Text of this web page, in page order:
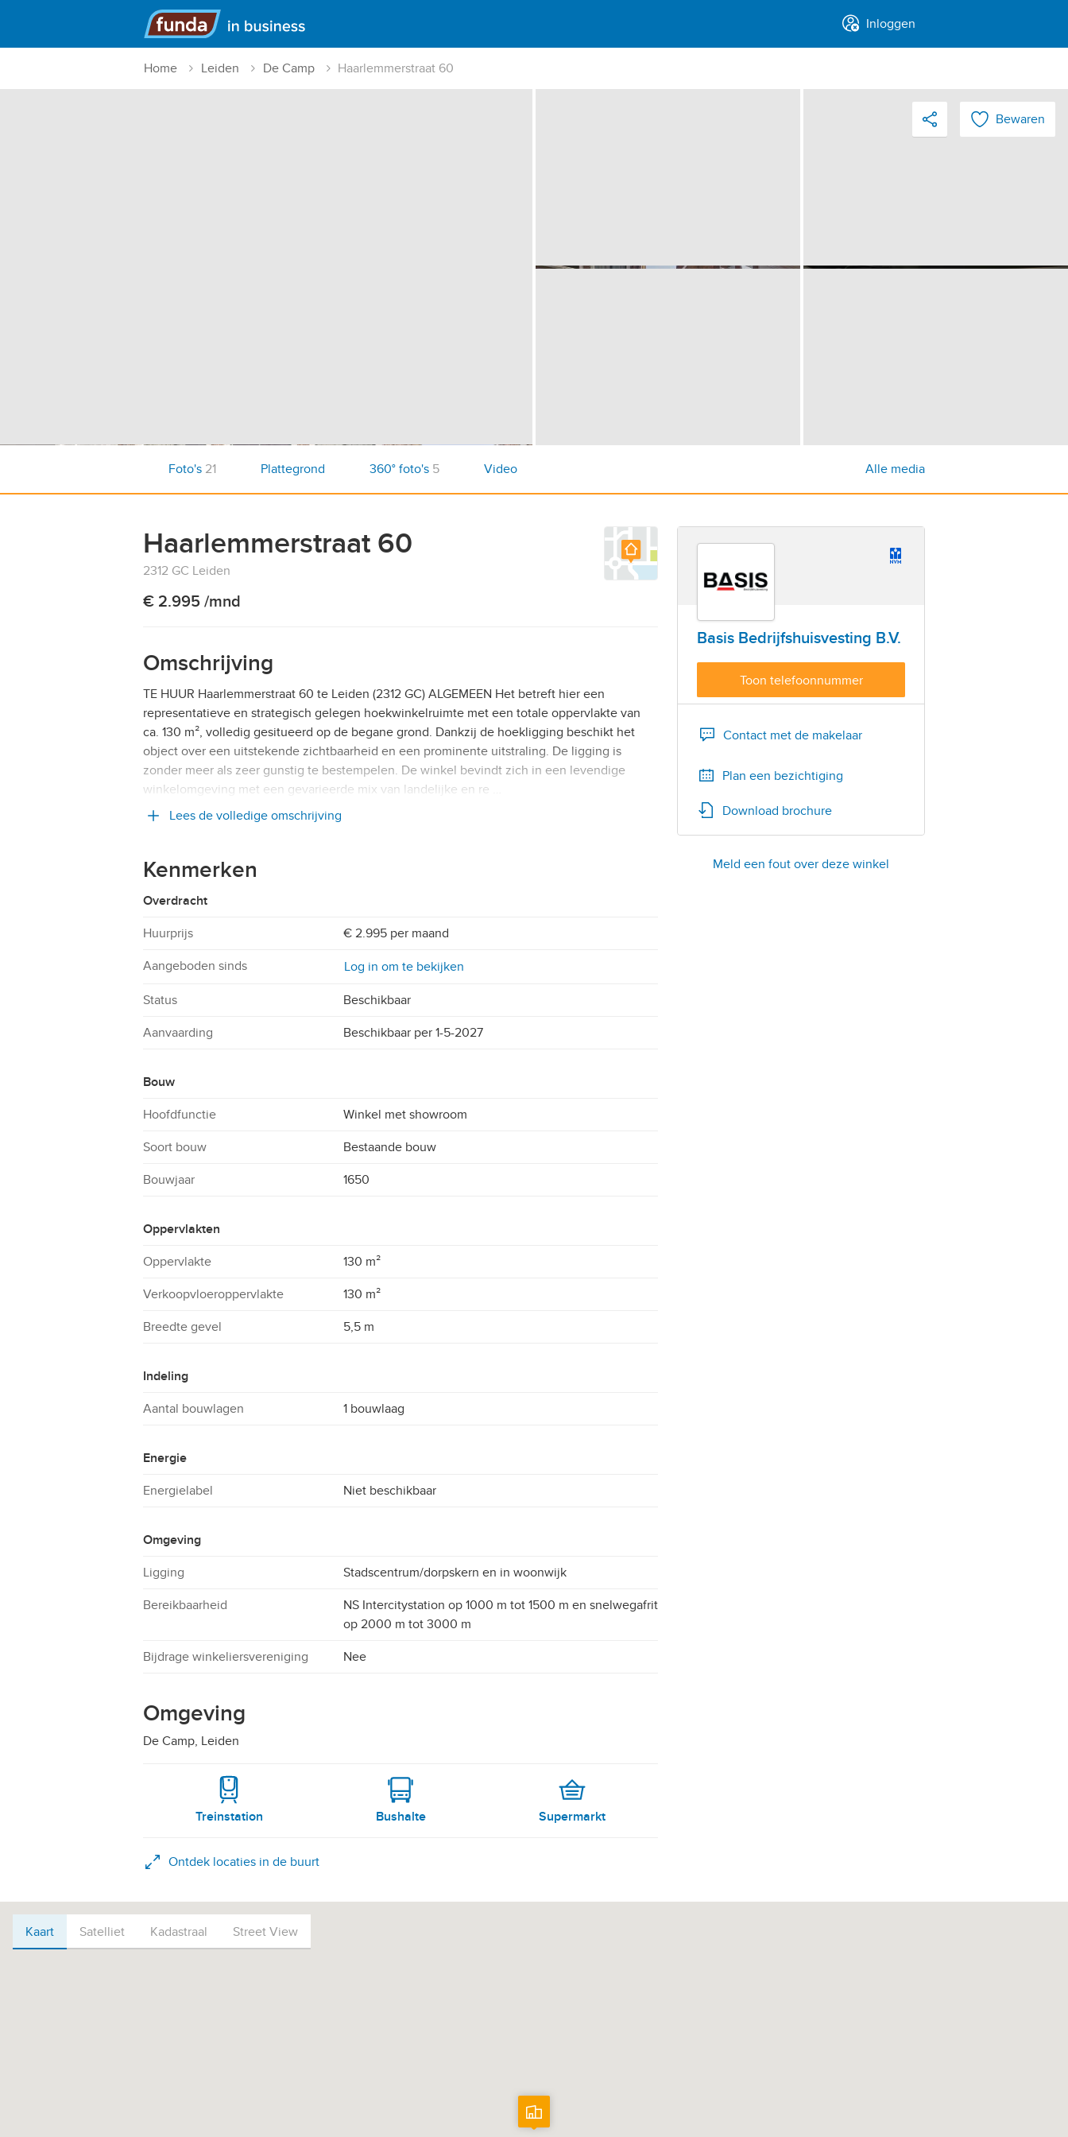
Hoofdmenu
Inloggen
Home Leiden De Camp Haarlemmerstraat 60
Bewaren
Plattegrond 360° foto's 5 Video
Foto's 21 Alle media
Haarlemmerstraat 60
2312 GC Leiden
€ 2.995 /mnd
Omschrijving
TE HUUR Haarlemmerstraat 60 te Leiden (2312 GC) ALGEMEEN Het betreft hier een
representatieve en strategisch gelegen hoekwinkelruimte met een totale oppervlakte van
ca. 130 m², volledig gesitueerd op de begane grond. Dankzij de hoekligging beschikt het
object over een uitstekende zichtbaarheid en een prominente uitstraling. De ligging is
zonder meer als zeer gunstig te bestempelen. De winkel bevindt zich in een levendige
winkelomgeving met een gevarieerde mix van landelijke en re …
Lees de volledige omschrijving
Kenmerken
Overdracht
Huurprijs € 2.995 per maand
Aangeboden sinds Log in om te bekijken
Status Beschikbaar
Aanvaarding Beschikbaar per 1-5-2027
Bouw
Hoofdfunctie Winkel met showroom
Soort bouw Bestaande bouw
Bouwjaar 1650
Oppervlakten
Oppervlakte 130 m²
Verkoopvloeroppervlakte 130 m²
Breedte gevel 5,5 m
Indeling
Aantal bouwlagen 1 bouwlaag
Energie
Energielabel Niet beschikbaar
Omgeving
Ligging Stadscentrum/dorpskern en in woonwijk
Bereikbaarheid
NS Intercitystation op 1000 m tot 1500 m en snelwegafrit
op 2000 m tot 3000 m
Bijdrage winkeliersvereniging Nee
Basis Bedrijfshuisvesting B.V.
Toon telefoonnummer
Contact met de makelaar
Plan een bezichtiging
Download brochure
Meld een fout over deze winkel
Omgeving
De Camp, Leiden
Treinstation Bushalte Supermarkt
Ontdek locaties in de buurt
Kaart
Kaart Satelliet Kadastraal Street View